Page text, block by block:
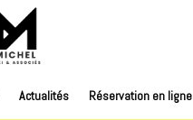
Actualités Réservation en ligne